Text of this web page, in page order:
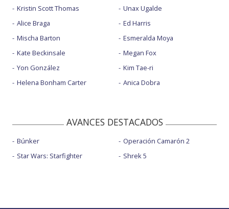
Kristin Scott Thomas
Alice Braga
Mischa Barton
Kate Beckinsale
Yon González
Helena Bonham Carter
Unax Ugalde
Ed Harris
Esmeralda Moya
Megan Fox
Kim Tae-ri
Anica Dobra
AVANCES DESTACADOS
Búnker
Star Wars: Starfighter
Operación Camarón 2
Shrek 5